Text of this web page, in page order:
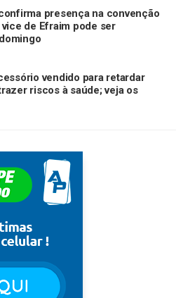
presença na convenção
vice de Efraim pode ser
vendido para retardar
riscos à saúde; veja os